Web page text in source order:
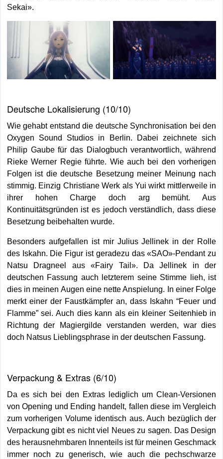
Sekai».
Deutsche Lokalisierung (10/10)
Wie gehabt entstand die deutsche Synchronisation bei den
Oxygen Sound Studios in Berlin. Dabei zeichnete sich
Philip Gaube für das Dialogbuch verantwortlich, während
Rieke Werner Regie führte. Wie auch bei den vorherigen
Folgen ist die deutsche Besetzung meiner Meinung nach
stimmig. Einzig Christiane Werk als Yui wirkt mittlerweile in
ihrer hohen Charge doch arg bemüht. Aus
Kontinuitätsgründen ist es jedoch verständlich, dass diese
Besetzung beibehalten wurde.
Besonders aufgefallen ist mir Julius Jellinek in der Rolle
des Iskahn. Die Figur ist geradezu das «SAO»-Pendant zu
Natsu Dragneel aus «Fairy Tail». Da Jellinek in der
deutschen Fassung auch letzterem seine Stimme lieh, ist
dies in meinen Augen eine nette Anspielung. In einer Folge
merkt einer der Faustkämpfer an, dass Iskahn “Feuer und
Flamme” sei. Auch dies kann als ein kleiner Seitenhieb in
Richtung der Magiergilde verstanden werden, war dies
doch Natsus Lieblingsphrase in der deutschen Fassung.
Verpackung & Extras (6/10)
Da es sich bei den Extras lediglich um Clean-Versionen
von Opening und Ending handelt, fallen diese im Vergleich
zum vorherigen Volume identisch aus. Auch bezüglich der
Verpackung gibt es nicht viel Neues zu sagen. Das Design
des herausnehmbaren Innenteils ist für meinen Geschmack
immer noch zu generisch, wie auch die pechschwarze